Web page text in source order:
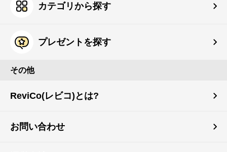
カテゴリから探す
プレゼントを探す
その他
ReviCo(レビコ)とは?
お問い合わせ